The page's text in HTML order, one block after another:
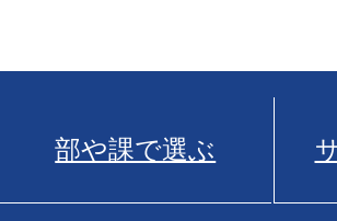
部や課で選ぶ